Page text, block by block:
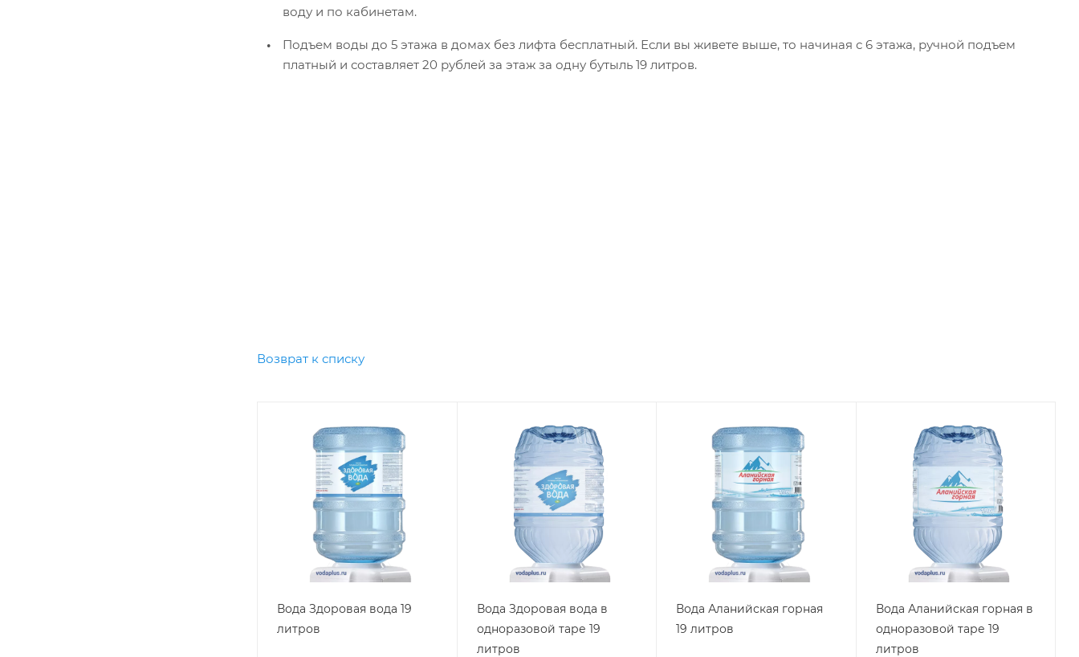
воду и по кабинетам.
Подъем воды до 5 этажа в домах без лифта бесплатный. Если вы живете выше, то начиная с 6 этажа, ручной подъем
платный и составляет 20 рублей за этаж за одну бутыль 19 литров.
Возврат к списку
Вода Здоровая вода 19
литров
Вода Здоровая вода в
одноразовой таре 19
литров
Вода Аланийская горная
19 литров
Вода Аланийская горная в
одноразовой таре 19
литров